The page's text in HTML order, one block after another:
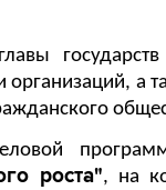
государств
а
роста", на